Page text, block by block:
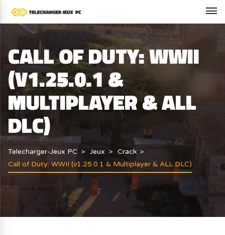
CALL OF DUTY: WWII
(V1.25.0.1 &
MULTIPLAYER & ALL
DLC)
Telecharger-Jeux PC Jeux
Crack
Call of Duty: WWII (v1.25.0.1 & Multiplayer & ALL DLC)